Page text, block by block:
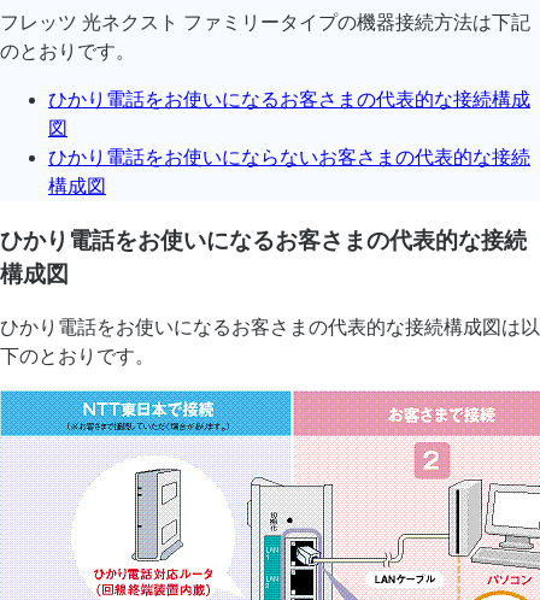
フレッツ 光ネクスト ファミリータイプの機器接続方法は下記
のとおりです。
ひかり電話をお使いになるお客さまの代表的な接続構成
図
ひかり電話をお使いにならないお客さまの代表的な接続
構成図
ひかり電話をお使いになるお客さまの代表的な接続
構成図
ひかり電話をお使いになるお客さまの代表的な接続構成図は以
下のとおりです。